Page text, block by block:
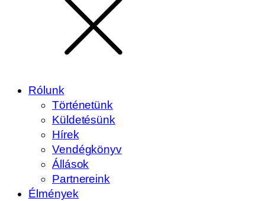
Rólunk
Történetünk
Küldetésünk
Hírek
Vendégkönyv
Állások
Partnereink
Élmények